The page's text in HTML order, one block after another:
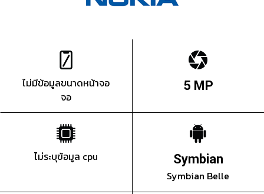
ไม่มีข้อมูลขนาดหน้าจอ
จอ
5 MP
ไม่ระบุข้อมูล cpu Symbian
Symbian Belle